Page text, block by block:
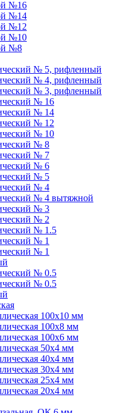
№16
№14
№12
№10
№8
№ 5, рифленный
№ 4, рифленный
№ 3, рифленный
№ 16
№ 14
№ 12
№ 10
№ 8
№ 7
№ 6
№ 5
№ 4
№ 4 вытяжной
№ 3
№ 2
№ 1.5
№ 1
№ 1
№ 0.5
№ 0.5
100х10 мм
100х8 мм
100х6 мм
50х4 мм
40х4 мм
30х4 мм
25х4 мм
20х4 мм